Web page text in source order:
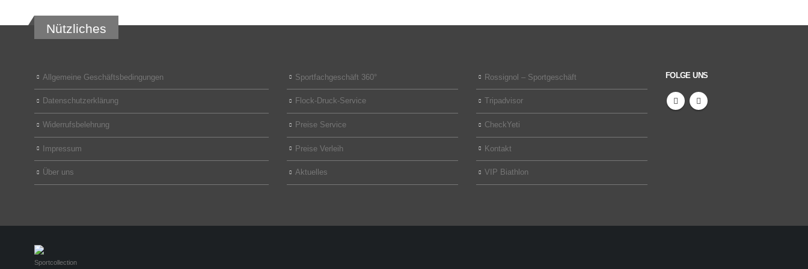
Nützliches
Allgemeine Geschäftsbedingungen
Datenschutzerklärung
Widerrufsbelehrung
Impressum
Über uns
Sportfachgeschäft 360°
Flock-Druck-Service
Preise Service
Preise Verleih
Aktuelles
Rossignol – Sportgeschäft
Tripadvisor
CheckYeti
Kontakt
VIP Biathlon
FOLGE UNS